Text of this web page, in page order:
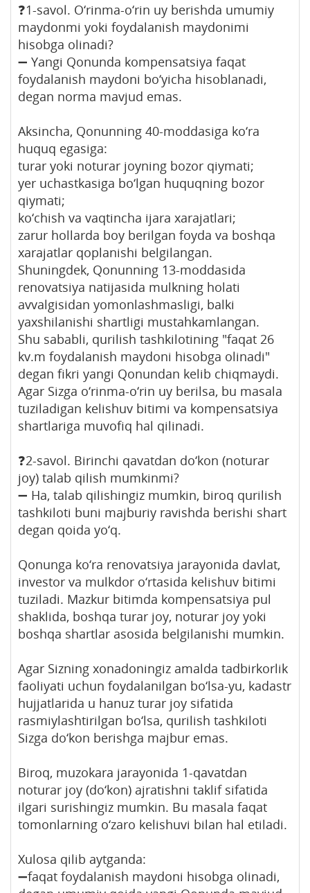
❓1-savol. O‘rinma-o‘rin uy berishda umumiy
maydonmi yoki foydalanish maydonimi
hisobga olinadi?
➖ Yangi Qonunda kompensatsiya faqat
foydalanish maydoni bo‘yicha hisoblanadi,
degan norma mavjud emas.
Aksincha, Qonunning 40-moddasiga ko‘ra
huquq egasiga:
turar yoki noturar joyning bozor qiymati;
yer uchastkasiga bo‘lgan huquqning bozor
qiymati;
ko‘chish va vaqtincha ijara xarajatlari;
zarur hollarda boy berilgan foyda va boshqa
xarajatlar qoplanishi belgilangan.
Shuningdek, Qonunning 13-moddasida
renovatsiya natijasida mulkning holati
avvalgisidan yomonlashmasligi, balki
yaxshilanishi shartligi mustahkamlangan.
Shu sababli, qurilish tashkilotining "faqat 26
kv.m foydalanish maydoni hisobga olinadi"
degan fikri yangi Qonundan kelib chiqmaydi.
Agar Sizga o‘rinma-o‘rin uy berilsa, bu masala
tuziladigan kelishuv bitimi va kompensatsiya
shartlariga muvofiq hal qilinadi.
❓2-savol. Birinchi qavatdan do‘kon (noturar
joy) talab qilish mumkinmi?
➖ Ha, talab qilishingiz mumkin, biroq qurilish
tashkiloti buni majburiy ravishda berishi shart
degan qoida yo‘q.
Qonunga ko‘ra renovatsiya jarayonida davlat,
investor va mulkdor o‘rtasida kelishuv bitimi
tuziladi. Mazkur bitimda kompensatsiya pul
shaklida, boshqa turar joy, noturar joy yoki
boshqa shartlar asosida belgilanishi mumkin.
Agar Sizning xonadoningiz amalda tadbirkorlik
faoliyati uchun foydalanilgan bo‘lsa-yu, kadastr
hujjatlarida u hanuz turar joy sifatida
rasmiylashtirilgan bo‘lsa, qurilish tashkiloti
Sizga do‘kon berishga majbur emas.
Biroq, muzokara jarayonida 1-qavatdan
noturar joy (do‘kon) ajratishni taklif sifatida
ilgari surishingiz mumkin. Bu masala faqat
tomonlarning o‘zaro kelishuvi bilan hal etiladi.
Xulosa qilib aytganda:
➖faqat foydalanish maydoni hisobga olinadi,